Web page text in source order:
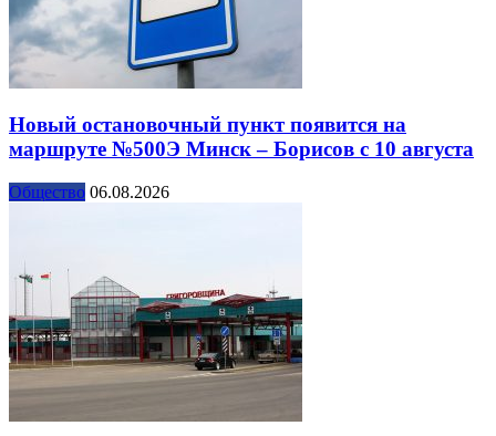
Новый остановочный пункт появится на
маршруте №500Э Минск – Борисов с 10 августа
Общество 06.08.2026